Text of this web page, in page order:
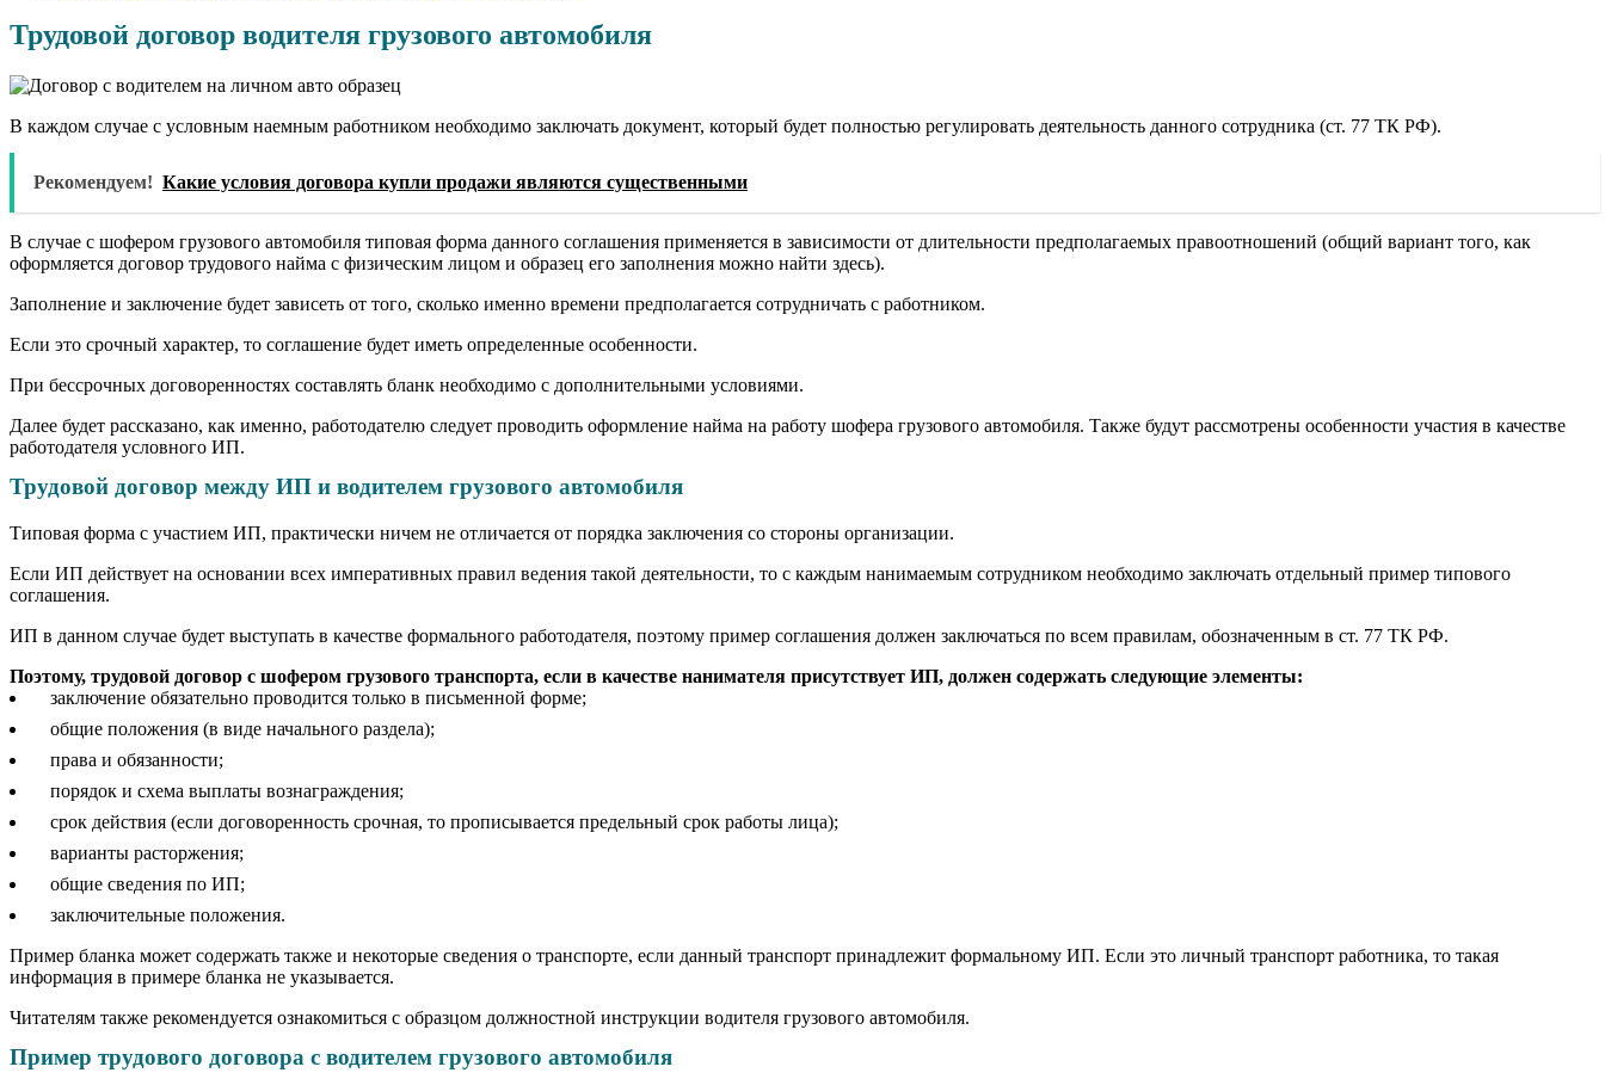
Трудовой договор водителя грузового автомобиля
В каждом случае с условным наемным работником необходимо заключать документ, который будет полностью регулировать деятельность данного сотрудника (ст. 77 ТК РФ).
Рекомендуем! Какие условия договора купли продажи являются существенными
В случае с шофером грузового автомобиля типовая форма данного соглашения применяется в зависимости от длительности предполагаемых правоотношений (общий вариант того, как
оформляется договор трудового найма с физическим лицом и образец его заполнения можно найти здесь).
Заполнение и заключение будет зависеть от того, сколько именно времени предполагается сотрудничать с работником.
Если это срочный характер, то соглашение будет иметь определенные особенности.
При бессрочных договоренностях составлять бланк необходимо с дополнительными условиями.
Далее будет рассказано, как именно, работодателю следует проводить оформление найма на работу шофера грузового автомобиля. Также будут рассмотрены особенности участия в качестве
работодателя условного ИП.
Трудовой договор между ИП и водителем грузового автомобиля
Типовая форма с участием ИП, практически ничем не отличается от порядка заключения со стороны организации.
Если ИП действует на основании всех императивных правил ведения такой деятельности, то с каждым нанимаемым сотрудником необходимо заключать отдельный пример типового
соглашения.
ИП в данном случае будет выступать в качестве формального работодателя, поэтому пример соглашения должен заключаться по всем правилам, обозначенным в ст. 77 ТК РФ.
Поэтому, трудовой договор с шофером грузового транспорта, если в качестве нанимателя присутствует ИП, должен содержать следующие элементы:
заключение обязательно проводится только в письменной форме;
общие положения (в виде начального раздела);
права и обязанности;
порядок и схема выплаты вознаграждения;
срок действия (если договоренность срочная, то прописывается предельный срок работы лица);
варианты расторжения;
общие сведения по ИП;
заключительные положения.
Пример бланка может содержать также и некоторые сведения о транспорте, если данный транспорт принадлежит формальному ИП. Если это личный транспорт работника, то такая
информация в примере бланка не указывается.
Читателям также рекомендуется ознакомиться с образцом должностной инструкции водителя грузового автомобиля.
Пример трудового договора с водителем грузового автомобиля